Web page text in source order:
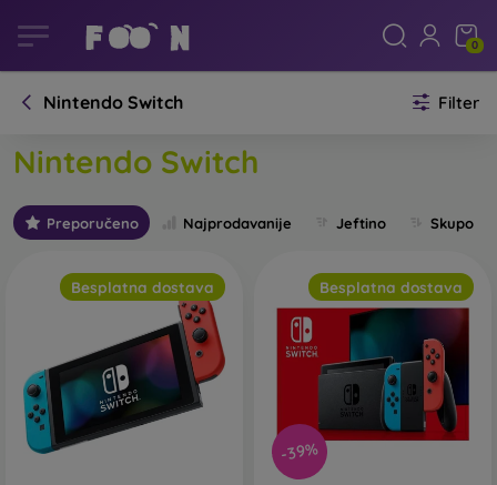
0
Nintendo Switch Filter
Nintendo Switch
Preporučeno Najprodavanije Jeftino Skupo
Besplatna dostava
-39%
Besplatna dostava